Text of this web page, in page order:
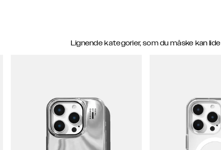
Lignende kategorier, som du måske kan lide